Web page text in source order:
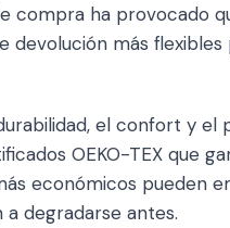
compra ha provocado
devolución más flexibles
el confort y el
OEKO-TEX que
económicos pueden
degradarse antes.